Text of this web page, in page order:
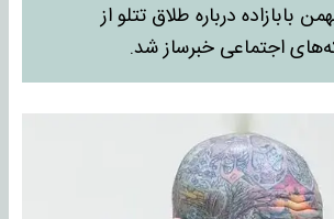
بابازاده درباره طلاق تتلو از
اجتماعی خبرساز شد.